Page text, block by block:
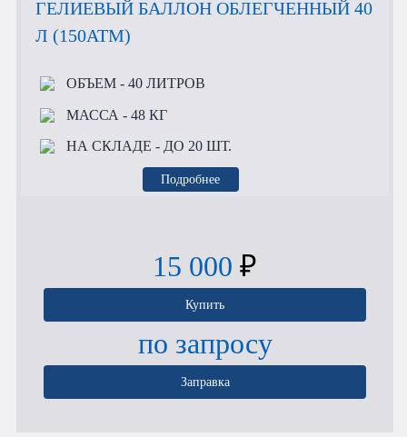
ГЕЛИЕВЫЙ БАЛЛОН ОБЛЕГЧЕННЫЙ 40
Л (150АТМ)
ОБЪЕМ- 40 ЛИТРОВ
МАССА - 48 КГ
НА СКЛАДЕ - ДО 20 ШТ.
Подробнее
15 000 ₽
Купить
по запросу
Заправка